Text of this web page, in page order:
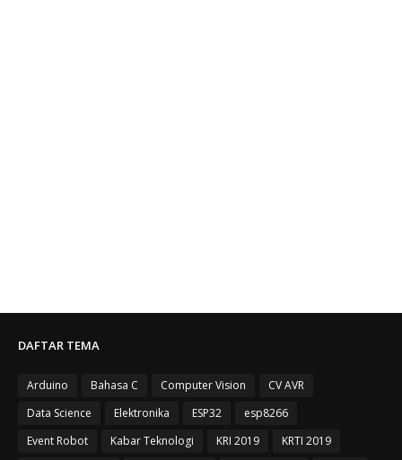
DAFTAR TEMA
Arduino Bahasa C Computer Vision
CV AVR
Data Science
Elektronika ESP32
esp8266
Event Robot
Kabar Teknologi KRI 2019
KRTI 2019